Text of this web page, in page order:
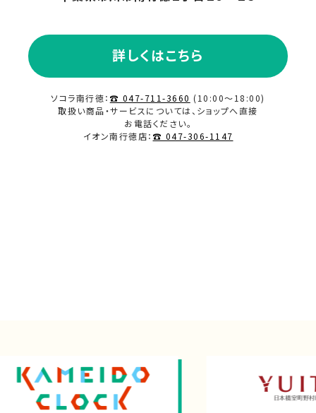
2024.02
2024.01
2023.12
2023.06
詳しくはこちら
ソコラ南行徳： ☎ 047-711-3660 (10:00～18:00)
取扱い商品・サービスについては、ショップへ直接
お電話ください。
イオン南行徳店： ☎ 047-306-1147